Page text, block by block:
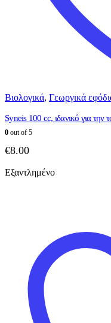
Βιολογικά, Γεωργικά
Syneis 100 cc, ιδανικό για την
0 out of 5
€8.00
Εξαντλημένο